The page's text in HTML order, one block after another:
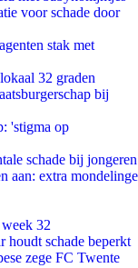
voor schade door
stak met
32 graden
bij
'stigma op
schade bij jongeren
aan: extra mondelinge
32
houdt schade beperkt
zege FC Twente